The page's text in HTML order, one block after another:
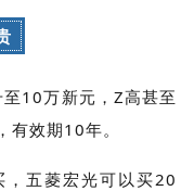
10万新元，Z高甚至
效期10年。
五菱宏光可以买20